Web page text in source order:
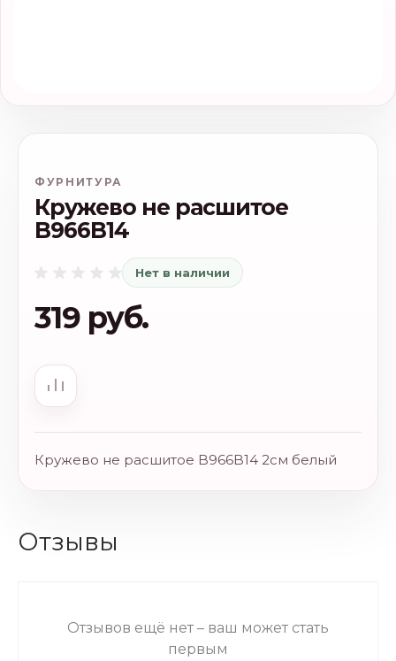
ФУРНИТУРА
Кружево не расшитое
B966B14
Нет в наличии
319 руб.
Кружево не расшитое B966B14 2см белый
Отзывы
Отзывов ещё нет – ваш может стать
первым